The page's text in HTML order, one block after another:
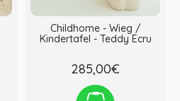
Childhome - Wieg /
Kindertafel - Teddy Ecru
285,00€